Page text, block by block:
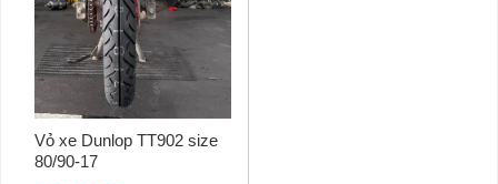
Vỏ xe Dunlop TT902 size
80/90-17